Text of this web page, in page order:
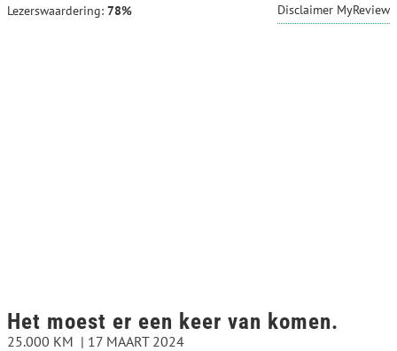
Lezerswaardering: 78% Disclaimer MyReview
Het moest er een keer van komen.
25.000 KM 17 MAART 2024